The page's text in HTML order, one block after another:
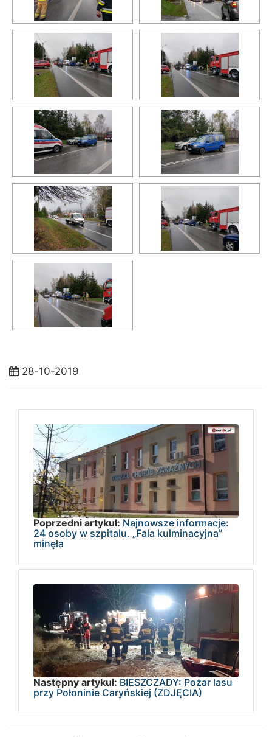
28-10-2019
Poprzedni artykuł: Najnowsze informacje:
24 osoby w szpitalu. „Fala kulminacyjna”
minęła
Następny artykuł: BIESZCZADY: Pożar lasu
przy Połoninie Caryńskiej (ZDJĘCIA)